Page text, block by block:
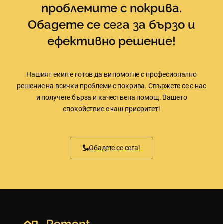
проблемите с покрива.
Обадете се сега за бързо и
ефективно решение!
Нашият екип е готов да ви помогне с професионално
решение на всички проблеми с покрива. Свържете се с нас
и получете бърза и качествена помощ. Вашето
спокойствие е наш приоритет!
Обадете се сега!